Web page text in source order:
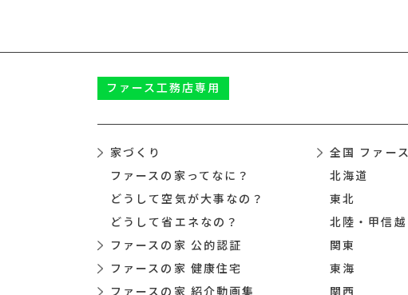
ファース工務店専用
家づくり
ファースの家ってなに？
どうして空気が大事なの？
どうして省エネなの？
ファースの家 公的認証
ファースの家 健康住宅
ファースの家 紹介動画集
全国 ファー
北海道
東北
北陸・甲信越
関東
東海
関西